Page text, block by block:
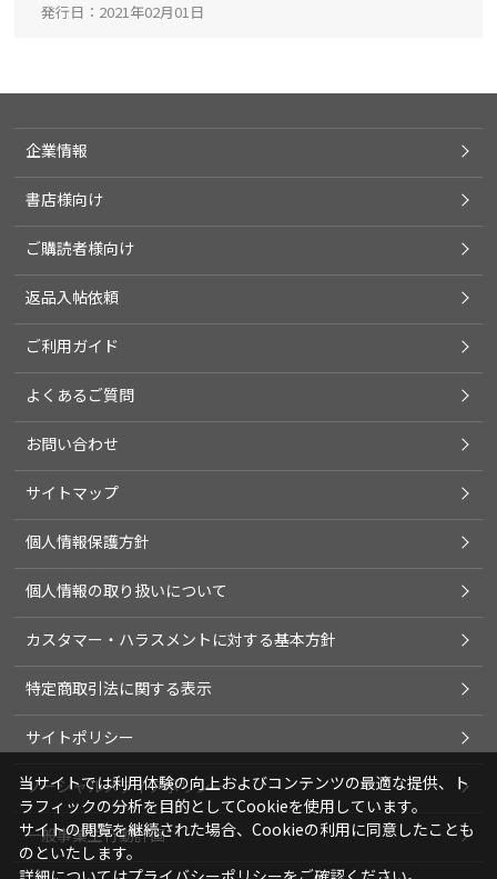
発行日
2021年02月01日
企業情報
書店様向け
ご購読者様向け
返品入帖依頼
ご利用ガイド
よくあるご質問
お問い合わせ
サイトマップ
個人情報保護方針
個人情報の取り扱いについて
カスタマー・ハラスメントに対する基本方針
特定商取引法に関する表示
サイトポリシー
ソーシャルメディアポリシー
一般事業主行動計画
当サイトでは利用体験の向上およびコンテンツの最適な提供、ト
ラフィックの分析を目的としてCookieを使用しています。
サイトの閲覧を継続された場合、Cookieの利用に同意したことも
のといたします。